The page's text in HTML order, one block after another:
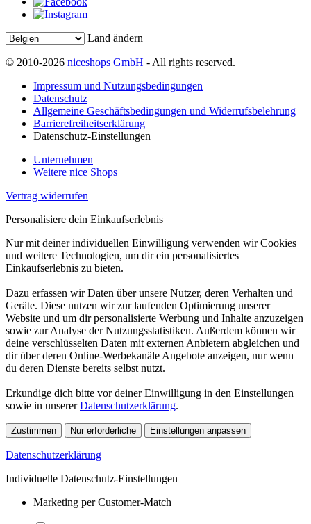
Land ändern
© 2010-2026 niceshops GmbH - All rights reserved.
Impressum und Nutzungsbedingungen
Datenschutz
Allgemeine Geschäftsbedingungen und Widerrufsbelehrung
Barrierefreiheitserklärung
Datenschutz-Einstellungen
Unternehmen
Weitere nice Shops
Vertrag widerrufen
Personalisiere dein Einkaufserlebnis
Nur mit deiner individuellen Einwilligung verwenden wir Cookies
und weitere Technologien, um dir ein personalisiertes
Einkaufserlebnis zu bieten.
Dazu erfassen wir Daten über unsere Nutzer, deren Verhalten und
Geräte. Diese nutzen wir zur laufenden Optimierung unserer
Website und um dir personalisierte Werbung und Inhalte anzuzeigen
sowie zur Analyse der Nutzungsstatistiken. Außerdem können wir
deine verschlüsselten Daten mit externen Anbietern abgleichen und
dir über deren Online-Werbekanäle Angebote anzeigen, nur wenn
du deren Dienste bereits selbst nutzt.
Erkundige dich bitte vor deiner Einwilligung in den Einstellungen
sowie in unsererDatenschutzerklärung.
Zustimmen Nur erforderliche Einstellungen anpassen
Datenschutzerklärung
Individuelle Datenschutz-Einstellungen
Marketing per Customer-Match